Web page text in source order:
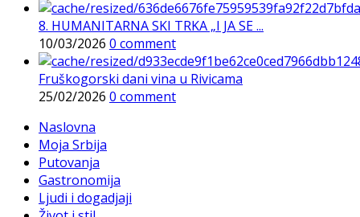
8. HUMANITARNA SKI TRKA „I JA SE ...
10/03/2026 0 comment
Fruškogorski dani vina u Rivicama
25/02/2026 0 comment
Naslovna
Moja Srbija
Putovanja
Gastronomija
Ljudi i dogadjaji